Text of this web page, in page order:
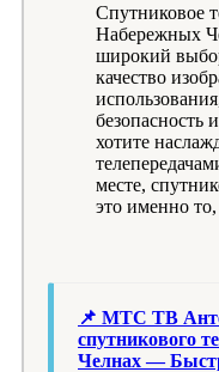
Спутниковое
Набережных
широкий
качество
безопасность
хотите
месте,
это именно
📌 МТС ТВ
спутникового
Челнах —